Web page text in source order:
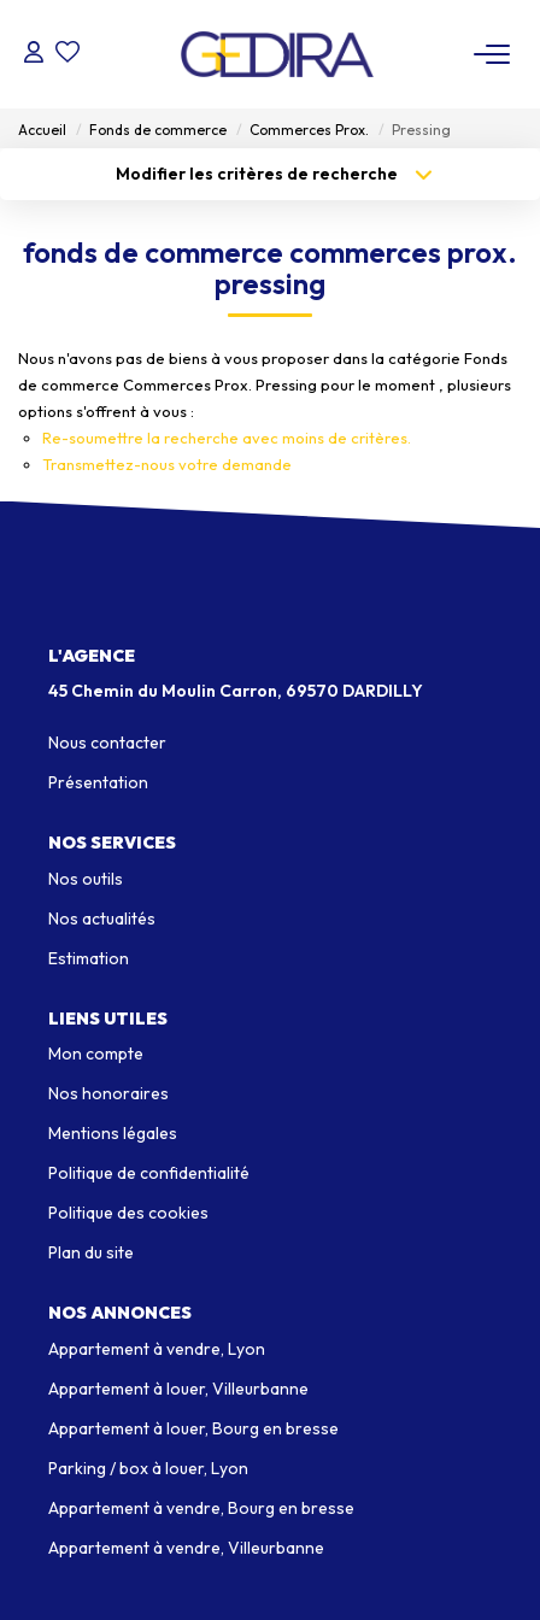
ACHETER
ESTIMER
Administrateur De Biens
Syndic De Copropriété
NOTRE AGENCE
Accueil Fonds de commerce Commerces Prox. Pressing
Modifier les critères de recherche
Type de bien
Surface min
Créer une alerte
fonds de commerce commerces prox.
pressing
Nous n'avons pas de biens à vous proposer dans la catégorie Fonds
de commerce Commerces Prox. Pressing pour le moment , plusieurs
options s'offrent à vous :
Re-soumettre la recherche avec moins de critères.
Transmettez-nous votre demande
L'AGENCE
45 Chemin du Moulin Carron, 69570 DARDILLY
Nous contacter
Présentation
NOS SERVICES
Nos outils
Nos actualités
Estimation
LIENS UTILES
Mon compte
Nos honoraires
Mentions légales
Politique de confidentialité
Politique des cookies
Plan du site
NOS ANNONCES
Appartement à vendre, Lyon
Appartement à louer, Villeurbanne
Appartement à louer, Bourg en bresse
Parking / box à louer, Lyon
Appartement à vendre, Bourg en bresse
Appartement à vendre, Villeurbanne